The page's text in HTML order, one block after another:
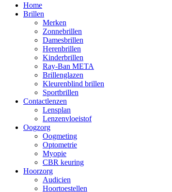
Home
Brillen
Merken
Zonnebrillen
Damesbrillen
Herenbrillen
Kinderbrillen
Ray-Ban META
Brillenglazen
Kleurenblind brillen
Sportbrillen
Contactlenzen
Lensplan
Lenzenvloeistof
Oogzorg
Oogmeting
Optometrie
Myopie
CBR keuring
Hoorzorg
Audicien
Hoortoestellen